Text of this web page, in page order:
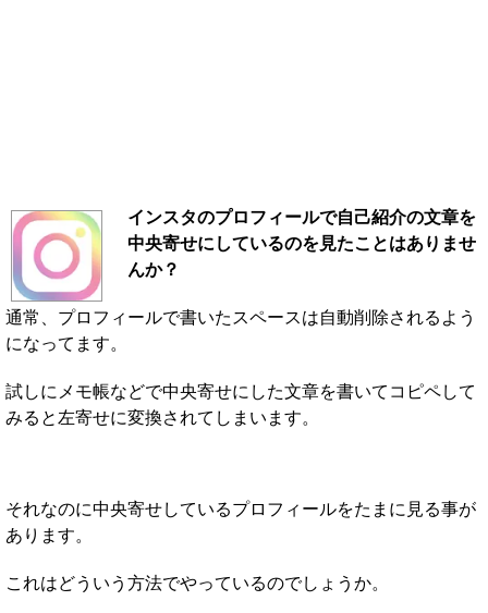
インスタのプロフィールで自己紹介の文章を
中央寄せにしているのを見たことはありませ
んか？
通常、プロフィールで書いたスペースは自動削除されるよう
になってます。
試しにメモ帳などで中央寄せにした文章を書いてコピペして
みると左寄せに変換されてしまいます。
それなのに中央寄せしているプロフィールをたまに見る事が
あります。
これはどういう方法でやっているのでしょうか。